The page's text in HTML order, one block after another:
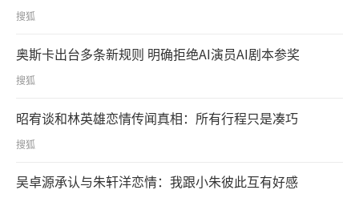
搜狐
奥斯卡出台多条新规则 明确拒绝AI演员AI剧本参奖
搜狐
昭宥谈和林英雄恋情传闻真相：所有行程只是凑巧
搜狐
吴卓源承认与朱轩洋恋情：我跟小朱彼此互有好感